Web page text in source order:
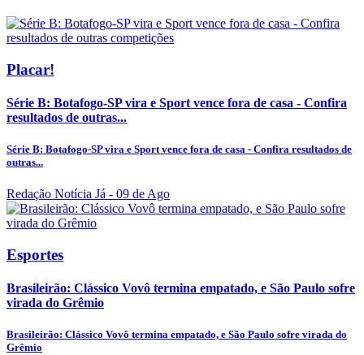
Placar!
Série B: Botafogo-SP vira e Sport vence fora de casa - Confira
resultados de outras...
Série B: Botafogo-SP vira e Sport vence fora de casa - Confira resultados de
outras...
Redação Notícia Já - 09 de Ago
Esportes
Brasileirão: Clássico Vovô termina empatado, e São Paulo sofre
virada do Grêmio
Brasileirão: Clássico Vovô termina empatado, e São Paulo sofre virada do
Grêmio